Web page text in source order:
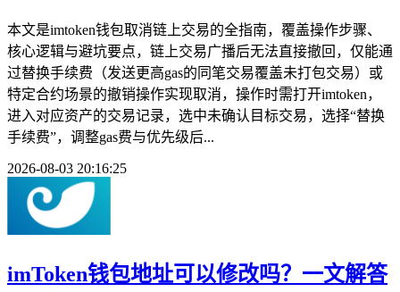
本文是imtoken钱包取消链上交易的全指南，覆盖操作步骤、
核心逻辑与避坑要点，链上交易广播后无法直接撤回，仅能通
过替换手续费（发送更高gas的同笔交易覆盖未打包交易）或
特定合约场景的撤销操作实现取消，操作时需打开imtoken，
进入对应资产的交易记录，选中未确认目标交易，选择“替换
手续费”，调整gas费与优先级后...
2026-08-03 20:16:25
imToken钱包地址可以修改吗？一文解答